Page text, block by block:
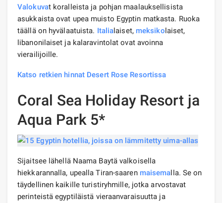
Valokuvat koralleista ja pohjan maalauksellisista
asukkaista ovat upea muisto Egyptin matkasta. Ruoka
täällä on hyvälaatuista. Italialaiset, meksikolaiset,
libanonilaiset ja kalaravintolat ovat avoinna
vierailijoille.
Katso retkien hinnat Desert Rose Resortissa
Coral Sea Holiday Resort ja
Aqua Park 5*
Sijaitsee lähellä Naama Baytä valkoisella
hiekkarannalla, upealla Tiran-saaren maisemalla. Se on
täydellinen kaikille turistiryhmille, jotka arvostavat
perinteistä egyptiläistä vieraanvaraisuutta ja